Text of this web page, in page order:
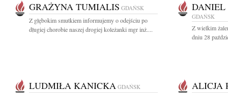
GRAŻYNA TUMIALIS GDAŃSK
Z głębokim smutkiem informujemy o odejściu po
długiej chorobie naszej drogiej koleżanki mgr inż....
DANIEL
GDAŃSK
Z wielkim
dniu 28
LUDMIŁA KANICKA GDAŃSK ALICJA